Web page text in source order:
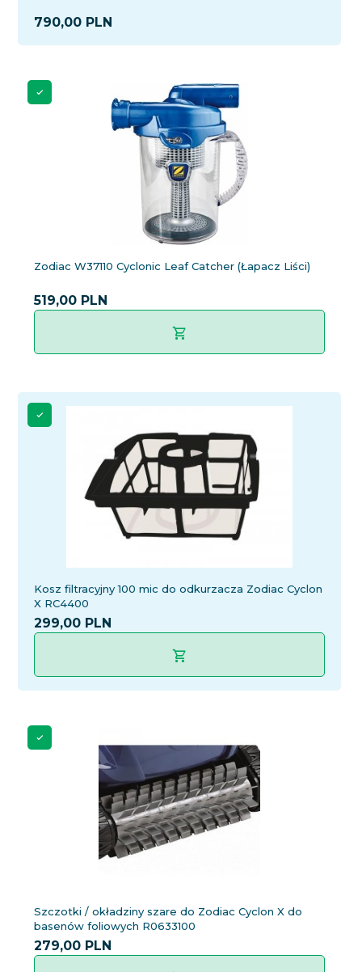
790,00 PLN
Zodiac W37110 Cyclonic Leaf Catcher (Łapacz Liści)
519,00 PLN
Kosz filtracyjny 100 mic do odkurzacza Zodiac Cyclon
X RC4400
299,00 PLN
Szczotki / okładziny szare do Zodiac Cyclon X do
basenów foliowych R0633100
279,00 PLN